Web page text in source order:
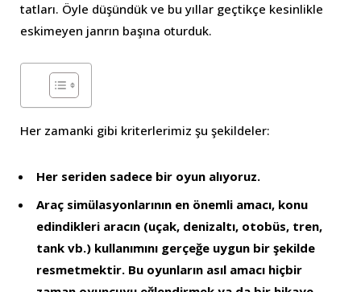
tatları. Öyle düşündük ve bu yıllar geçtikçe kesinlikle
eskimeyen janrın başına oturduk.
Her zamanki gibi kriterlerimiz şu şekildeler:
Her seriden sadece bir oyun alıyoruz.
Araç simülasyonlarının en önemli amacı, konu
edindikleri aracın (uçak, denizaltı, otobüs, tren,
tank vb.) kullanımını gerçeğe uygun bir şekilde
resmetmektir. Bu oyunların asıl amacı hiçbir